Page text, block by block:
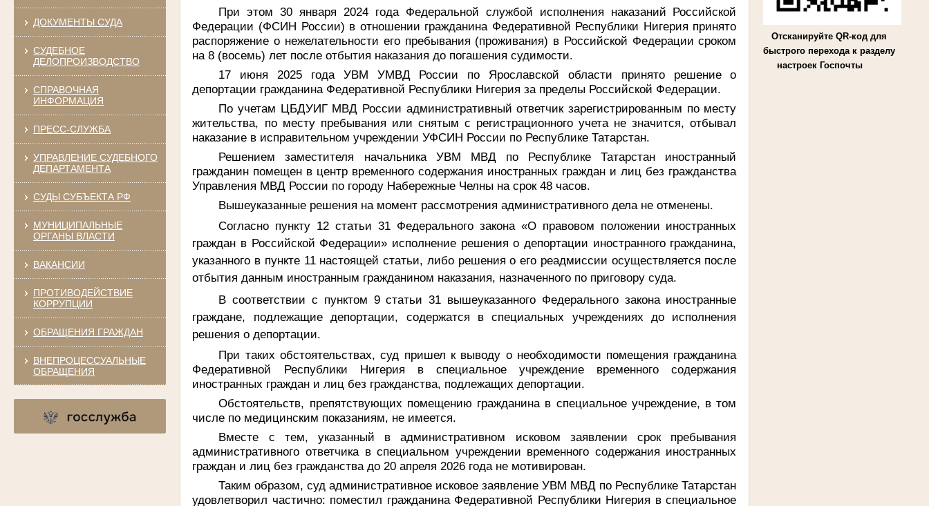
ДОКУМЕНТЫ СУДА
СУДЕБНОЕ
ДЕЛОПРОИЗВОДСТВО
СПРАВОЧНАЯ
ИНФОРМАЦИЯ
ПРЕСС-СЛУЖБА
УПРАВЛЕНИЕ СУДЕБНОГО
ДЕПАРТАМЕНТА
СУДЫ СУБЪЕКТА РФ
МУНИЦИПАЛЬНЫЕ
ОРГАНЫ ВЛАСТИ
ВАКАНСИИ
ПРОТИВОДЕЙСТВИЕ
КОРРУПЦИИ
ОБРАЩЕНИЯ ГРАЖДАН
ВНЕПРОЦЕССУАЛЬНЫЕ
ОБРАЩЕНИЯ
Отсканируйте QR-код для
быстрого перехода к разделу
настроек Госпочты
При этом 30 января 2024 года Федеральной службой исполнения наказаний Российской
Федерации (ФСИН России) в отношении гражданина Федеративной Республики Нигерия принято
распоряжение о нежелательности его пребывания (проживания) в Российской Федерации сроком
на 8 (восемь) лет после отбытия наказания до погашения судимости.
17 июня 2025 года УВМ УМВД России по Ярославской области принято решение о
депортации гражданина Федеративной Республики Нигерия за пределы Российской Федерации.
По учетам ЦБДУИГ МВД России административный ответчик зарегистрированным по месту
жительства, по месту пребывания или снятым с регистрационного учета не значится, отбывал
наказание в исправительном учреждении УФСИН России по Республике Татарстан.
Решением заместителя начальника УВМ МВД по Республике Татарстан иностранный
гражданин помещен в центр временного содержания иностранных граждан и лиц без гражданства
Управления МВД России по городу Набережные Челны на срок 48 часов.
Вышеуказанные решения на момент рассмотрения административного дела не отменены.
Согласно пункту 12 статьи 31 Федерального закона «О правовом положении иностранных
граждан в Российской Федерации» исполнение решения о депортации иностранного гражданина,
указанного в пункте 11 настоящей статьи, либо решения о его реадмиссии осуществляется после
отбытия данным иностранным гражданином наказания, назначенного по приговору суда.
В соответствии с пунктом 9 статьи 31 вышеуказанного Федерального закона иностранные
граждане, подлежащие депортации, содержатся в специальных учреждениях до исполнения
решения о депортации.
При таких обстоятельствах, суд пришел к выводу о необходимости помещения гражданина
Федеративной Республики Нигерия в специальное учреждение временного содержания
иностранных граждан и лиц без гражданства, подлежащих депортации.
Обстоятельств, препятствующих помещению гражданина в специальное учреждение, в том
числе по медицинским показаниям, не имеется.
Вместе с тем, указанный в административном исковом заявлении срок пребывания
административного ответчика в специальном учреждении временного содержания иностранных
граждан и лиц без гражданства до 20 апреля 2026 года не мотивирован.
Таким образом, суд административное исковое заявление УВМ МВД по Республике Татарстан
удовлетворил частично: поместил гражданина Федеративной Республики Нигерия в специальное